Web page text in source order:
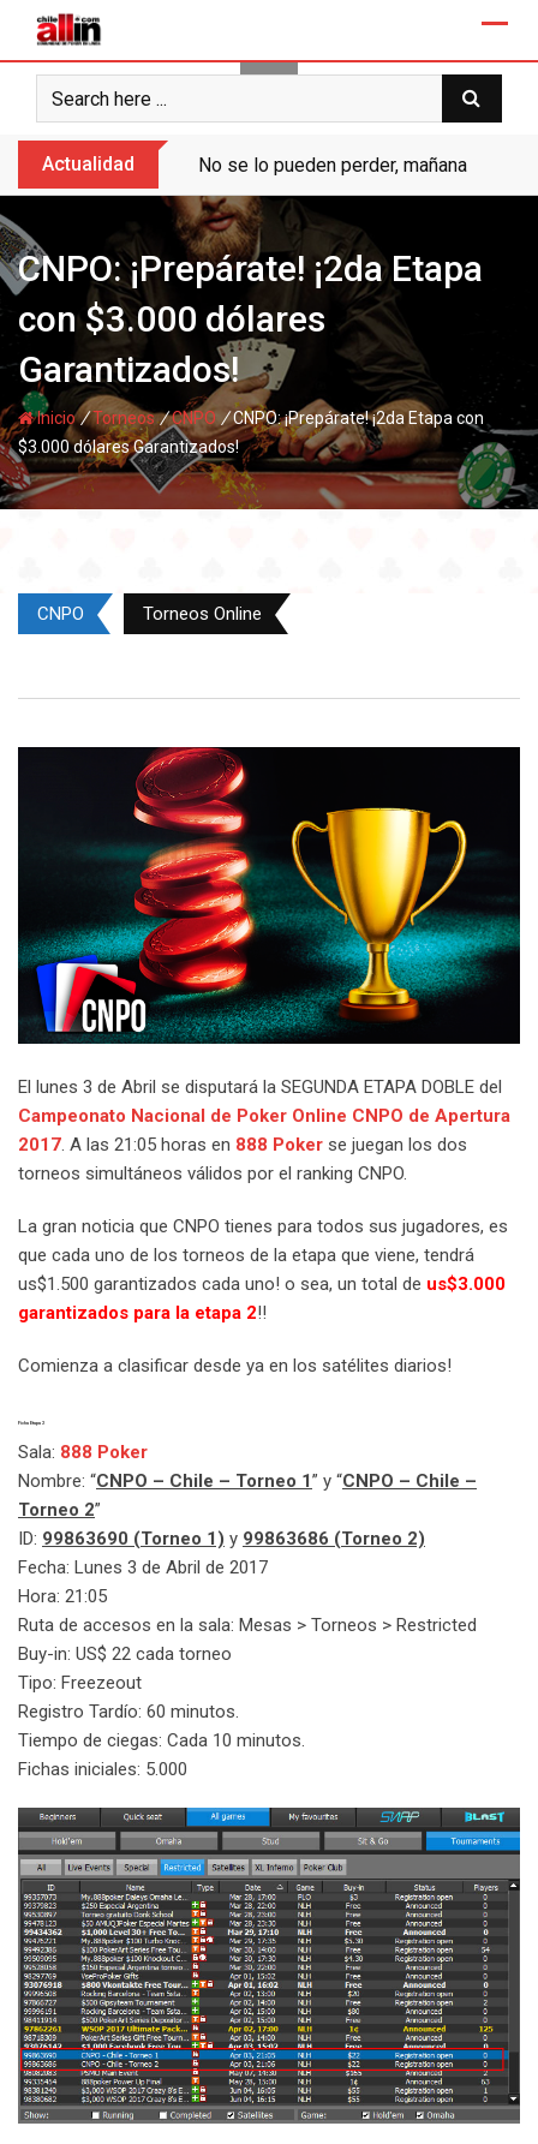
content
Actualidad No se lo pueden perder, mañana “Ases
CNPO: ¡Prepárate! ¡2da Etapa
con $3.000 dólares
Garantizados!
Inicio/Torneos/CNPO /CNPO: ¡Prepárate! ¡2da Etapa con
$3.000 dólares Garantizados!
CNPO Torneos Online
El lunes 3 de Abril se disputará la SEGUNDA ETAPA DOBLE del
Campeonato Nacional de Poker Online CNPO de Apertura
2017. A las 21:05 horas en 888 Poker se juegan los dos
torneos simultáneos válidos por el ranking CNPO.
La gran noticia que CNPO tienes para todos sus jugadores, es
que cada uno de los torneos de la etapa que viene, tendrá
us$1.500 garantizados cada uno! o sea, un total de us$3.000
garantizados para la etapa 2!!
Comienza a clasificar desde ya en los satélites diarios!
Ficha Etapa 2
Sala: 888 Poker
Nombre: “CNPO – Chile – Torneo 1” y “CNPO – Chile –
Torneo 2”
ID: 99863690 (Torneo 1) y 99863686 (Torneo 2)
Fecha: Lunes 3 de Abril de 2017
Hora: 21:05
Ruta de accesos en la sala: Mesas > Torneos > Restricted
Buy-in: US$ 22 cada torneo
Tipo: Freezeout
Registro Tardío: 60 minutos.
Tiempo de ciegas: Cada 10 minutos.
Fichas iniciales: 5.000